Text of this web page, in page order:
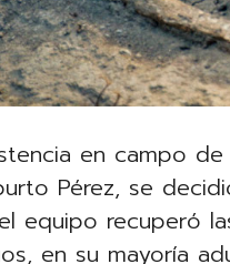
en campo
Pérez, se
equipo recuperó
en su mayoría